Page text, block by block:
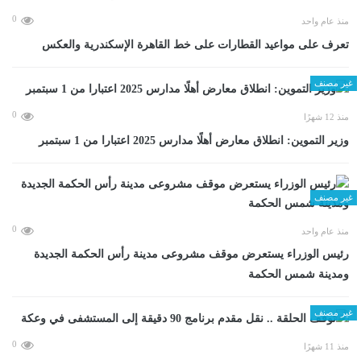
منذ عام واحد 0
تعرف على مواعيد القطارات على خط القاهرة الإسكندرية والعكس
غير مصنف
منذ 12 شهرًا 0
وزير التموين: انطلاق معارض أهلًا مدارس 2025 اعتبارا من 1 سبتمبر
غير مصنف
منذ عام واحد 0
رئيس الوزراء يستعرض موقف مشروعى مدينة رأس الحكمة الجديدة
ومدينة شمس الحكمة
غير مصنف
منذ 11 شهرًا 0